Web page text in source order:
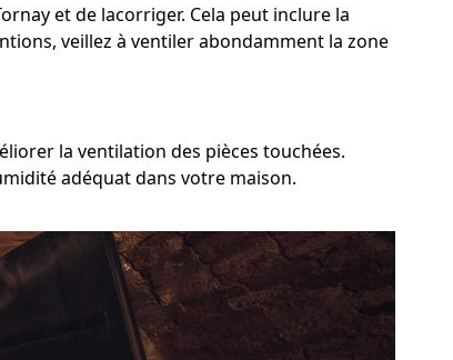
et de lacorriger. Cela peut inclure la
veillez à ventiler abondamment la zone
la ventilation des pièces touchées.
adéquat dans votre maison.